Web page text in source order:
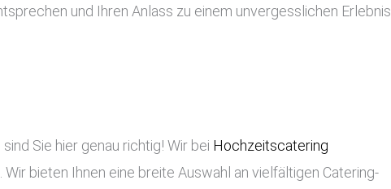
und Ihren Anlass zu einem unvergesslichen Erlebnis
Sie hier genau richtig! Wir bei Hochzeitscatering
bieten Ihnen eine breite Auswahl an vielfältigen Catering-